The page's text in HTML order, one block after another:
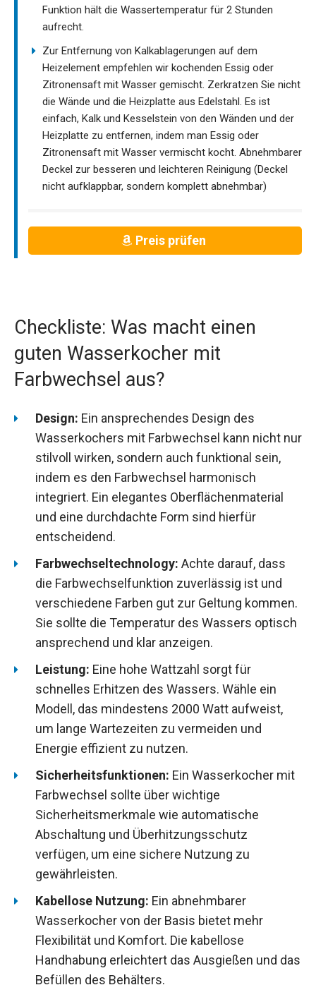
Funktion hält die Wassertemperatur für 2 Stunden
aufrecht.
Zur Entfernung von Kalkablagerungen auf dem
Heizelement empfehlen wir kochenden Essig oder
Zitronensaft mit Wasser gemischt. Zerkratzen Sie nicht
die Wände und die Heizplatte aus Edelstahl. Es ist
einfach, Kalk und Kesselstein von den Wänden und der
Heizplatte zu entfernen, indem man Essig oder
Zitronensaft mit Wasser vermischt kocht. Abnehmbarer
Deckel zur besseren und leichteren Reinigung (Deckel
nicht aufklappbar, sondern komplett abnehmbar)
Preis prüfen
Checkliste: Was macht einen
guten Wasserkocher mit
Farbwechsel aus?
Design: Ein ansprechendes Design des
Wasserkochers mit Farbwechsel kann nicht nur
stilvoll wirken, sondern auch funktional sein,
indem es den Farbwechsel harmonisch
integriert. Ein elegantes Oberflächenmaterial
und eine durchdachte Form sind hierfür
entscheidend.
Farbwechseltechnology: Achte darauf, dass
die Farbwechselfunktion zuverlässig ist und
verschiedene Farben gut zur Geltung kommen.
Sie sollte die Temperatur des Wassers optisch
ansprechend und klar anzeigen.
Leistung: Eine hohe Wattzahl sorgt für
schnelles Erhitzen des Wassers. Wähle ein
Modell, das mindestens 2000 Watt aufweist,
um lange Wartezeiten zu vermeiden und
Energie effizient zu nutzen.
Sicherheitsfunktionen: Ein Wasserkocher mit
Farbwechsel sollte über wichtige
Sicherheitsmerkmale wie automatische
Abschaltung und Überhitzungsschutz
verfügen, um eine sichere Nutzung zu
gewährleisten.
Kabellose Nutzung: Ein abnehmbarer
Wasserkocher von der Basis bietet mehr
Flexibilität und Komfort. Die kabellose
Handhabung erleichtert das Ausgießen und das
Befüllen des Behälters.